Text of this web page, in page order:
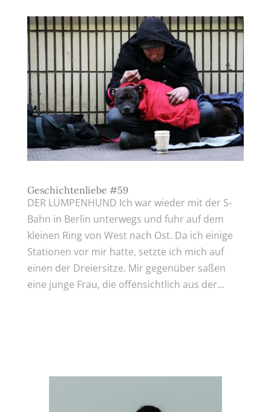
Geschichtenliebe #59
DER LUMPENHUND Ich war wieder mit der S-
Bahn in Berlin unterwegs und fuhr auf dem
kleinen Ring von West nach Ost. Da ich einige
Stationen vor mir hatte, setzte ich mich auf
einen der Dreiersitze. Mir gegenüber saßen
eine junge Frau, die offensichtlich aus der...